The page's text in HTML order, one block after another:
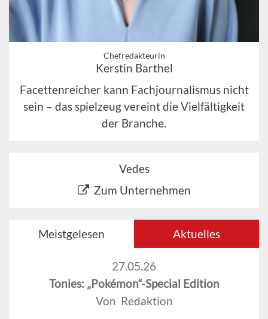
Chefredakteurin
Kerstin Barthel
Facettenreicher kann Fachjournalismus nicht
sein – das spielzeug vereint die Vielfältigkeit
der Branche.
Vedes
Zum Unternehmen
Meistgelesen Aktuelles
27.05.26
Tonies: „Pokémon“-Special Edition
Von Redaktion